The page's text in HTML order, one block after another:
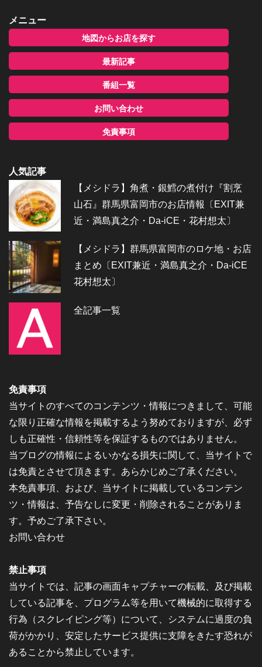
メニュー
地図からお店を探す
最新記事
番組一覧
お問い合わせ
免責事項
人気記事
【メシドラ】角煮・銀鱈の煮付け『割烹
山石』群馬県富岡市のお店情報〔EXIT兼
近・満島真之介・Da-iCE・花村想太〕
【メシドラ】群馬県富岡市のロケ地・お店
まとめ〔EXIT兼近・満島真之介・Da-iCE
花村想太〕
全記事一覧
免責事項
当サイトのすべてのコンテンツ・情報につきまして、可能
な限り正確な情報を掲載するよう努めておりますが、必ず
しも正確性・信頼性等を保証するものではありません。
当ブログの情報によるいかなる損失に関して、当サイトで
は免責とさせて頂きます。あらかじめご了承ください。
本免責事項、および、当サイトに掲載しているコンテン
ツ・情報は、予告なしに変更・削除されることがありま
す。予めご了承下さい。
お問い合わせ
禁止事項
当サイトでは、記事の画面キャプチャーの転載、及び掲載
している記事を、プログラム等を用いて機械的に取得する
行為（スクレイピング等）について、システムに過度の負
荷がかかり、安定したサービス提供に支障をきたす恐れが
あることから禁止しています。